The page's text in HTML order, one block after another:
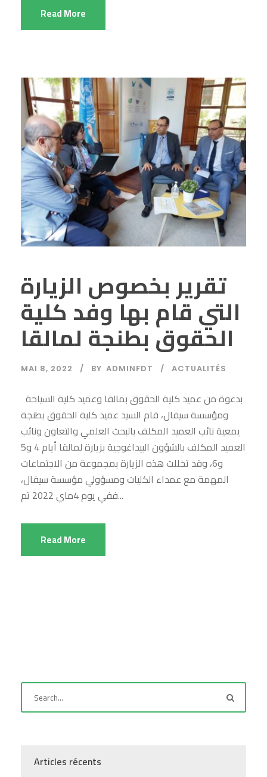
Read More
تقرير بخصوص الزيارة
التي قام بها وفد كلية
الحقوق بطنجة لمالقا
MAI 8, 2022 BY ADMINFDT ACTUALITÉS
ومؤسسة سيفال، قام السيد عميد كلية الحقوق بطنجة
يمعية نائب العميد المكلف بالبحث العلمي والتعاون ونائب
العميد المكلف بالشؤون البيداغوجية بزيارة لمالقا أيام 4 و5
و6، وقد تخللت هذه الزيارة بمجموعة من الاجتماعات
المهمة مع عمداء الكليات ومسؤولي مؤسسة سيفال،
ففي يوم 4ماي 2022 تم...
Read More
Articles récents